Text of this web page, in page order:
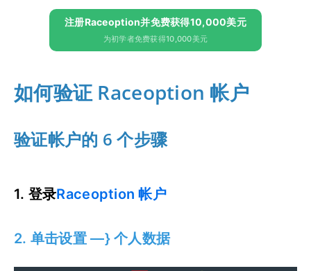
注册Raceoption并免费获得10,000美元
为初学者免费获得10,000美元
如何验证 Raceoption 帐户
验证帐户的 6 个步骤
1. 登录Raceoption 帐户
2. 单击设置 —} 个人数据